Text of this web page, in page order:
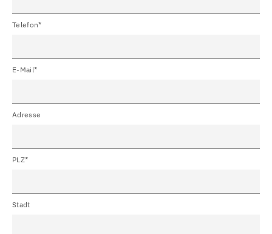
Telefon*
E-Mail*
Adresse
PLZ*
Stadt